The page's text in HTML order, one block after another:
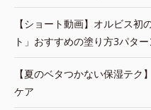
【ショート動画】オルビス
ト」おすすめの塗り方3パター
【夏のベタつかない保湿テ
ケア